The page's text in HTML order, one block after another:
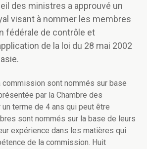
des ministres a approuvé un
visant à nommer les membres
fédérale de contrôle et
de la loi du 28 mai 2002
commission sont nommés sur base
par la Chambre des
terme de 4 ans qui peut être
sont nommés sur la base de leurs
expérience dans les matières qui
de la commission. Huit